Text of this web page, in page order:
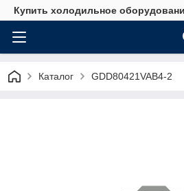
Купить холодильное
Каталог GDD80421VAB4-2